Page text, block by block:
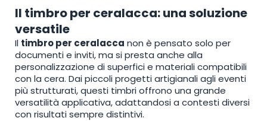
Il timbro per ceralacca: una soluzione
versatile
Il timbro per ceralacca non è pensato solo per
documenti e inviti, ma si presta anche alla
personalizzazione di superfici e materiali compatibili
con la cera. Dai piccoli progetti artigianali agli eventi
più strutturati, questi timbri offrono una grande
versatilità applicativa, adattandosi a contesti diversi
con risultati sempre distintivi.